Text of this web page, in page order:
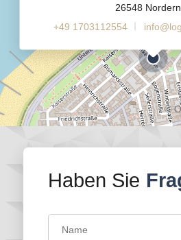
Haben Sie
26548
+49 1703112554
©